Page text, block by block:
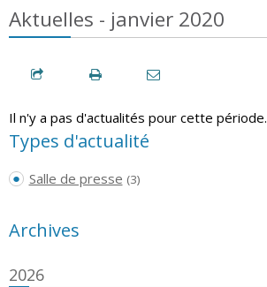
Aktuelles - janvier 2020
Il n'y a pas d'actualités pour cette période.
Types d'actualité
Salle de presse (3)
Archives
2026